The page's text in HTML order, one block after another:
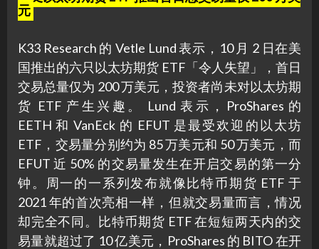
元
K33 Research 的 Vetle Lund 表示，10 月 2 日在美
国推出的六只以太坊期货 ETF「令人失望」，首日
交易总量仅为 200 万美元，投资者尚未对以太坊期
货 ETF 产生兴趣。 Lund 表示，ProShares 的
EETH 和 VanEck 的 EFUT 是最受欢迎的以太坊
ETF，交易量分别约为 85 万美元和 50 万美元，而
EFUT 近 50% 的交易量发生在开启交易的第一分
钟。周一的一系列发布就像比特币期货 ETF 于
2021 年的首次亮相一样，但就交易量而言，情况
却完全不同。比特币期货 ETF 在短短两天内的交
易量就超过了 10 亿美元，ProShares 的 BITO 在开